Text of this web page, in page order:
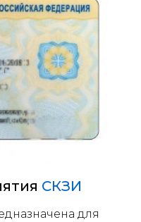
СКЗИ
для